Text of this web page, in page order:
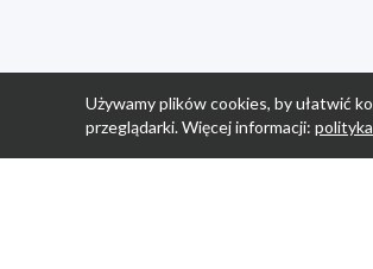
Używamy plików cookies, by ułatwić
przeglądarki. Więcej informacji: